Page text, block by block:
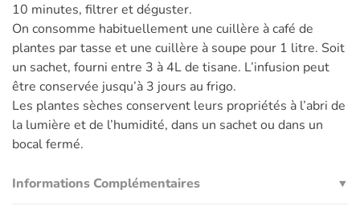
10 minutes, filtrer et déguster.
On consomme habituellement une cuillère à café de
plantes par tasse et une cuillère à soupe pour 1 litre. Soit
un sachet, fourni entre 3 à 4L de tisane. L’infusion peut
être conservée jusqu’à 3 jours au frigo.
Les plantes sèches conservent leurs propriétés à l’abri de
la lumière et de l’humidité, dans un sachet ou dans un
bocal fermé.
Informations Complémentaires